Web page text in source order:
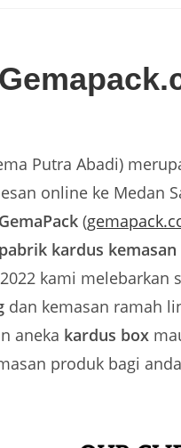
Putra Abadi)
online ke Medan
GemaPack (
pabrik kardus
kami melebarkan
dan kemasan ramah
aneka kardus box
produk bagi